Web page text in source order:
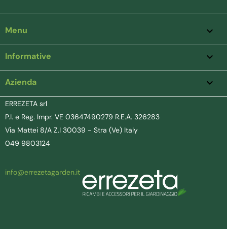
Menu 
Informative 
Azienda keyboard_arrow_down
ERREZETA srl
P.I. e Reg. Impr. VE 03647490279 R.E.A. 326283
Via Mattei 8/A Z.I 30039 - Stra (Ve) Italy
049 9803124
info@errezetagarden.it